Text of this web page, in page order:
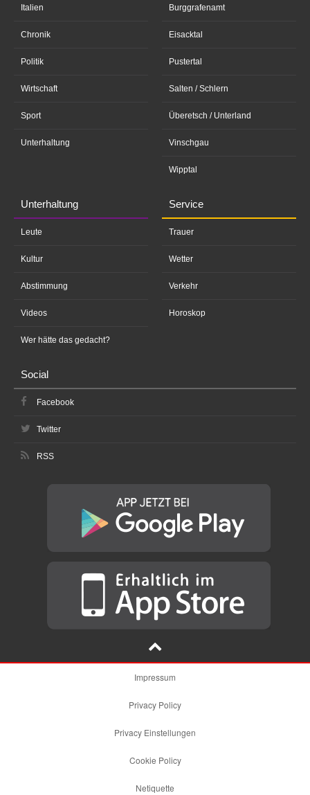
Italien
Chronik
Politik
Wirtschaft
Sport
Unterhaltung
Burggrafenamt
Eisacktal
Pustertal
Salten / Schlern
Überetsch / Unterland
Vinschgau
Wipptal
Unterhaltung
Leute
Kultur
Abstimmung
Videos
Wer hätte das gedacht?
Service
Trauer
Wetter
Verkehr
Horoskop
Social
Facebook
Twitter
RSS
Impressum
Privacy Policy
Privacy Einstellungen
Cookie Policy
Netiquette